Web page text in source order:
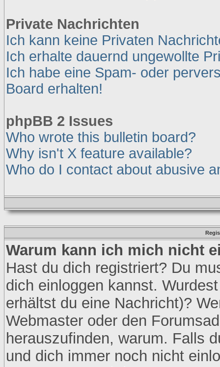
Private Nachrichten
Ich kann keine Privaten
Ich erhalte dauernd ungewollte
Ich habe eine Spam- oder
Board erhalten!
phpBB 2 Issues
Who wrote this bulletin board?
Why isn't X feature available?
Who do I contact about abusive
Warum kann ich mich nicht
Hast du dich registriert? Du
dich einloggen kannst.
erhältst du eine Nachricht)?
Webmaster oder den
herauszufinden, warum. Falls
und dich immer noch nicht